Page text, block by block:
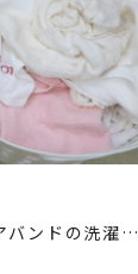
化粧品メーカー様のタオルとヘアバンドの洗濯代行クリーニング